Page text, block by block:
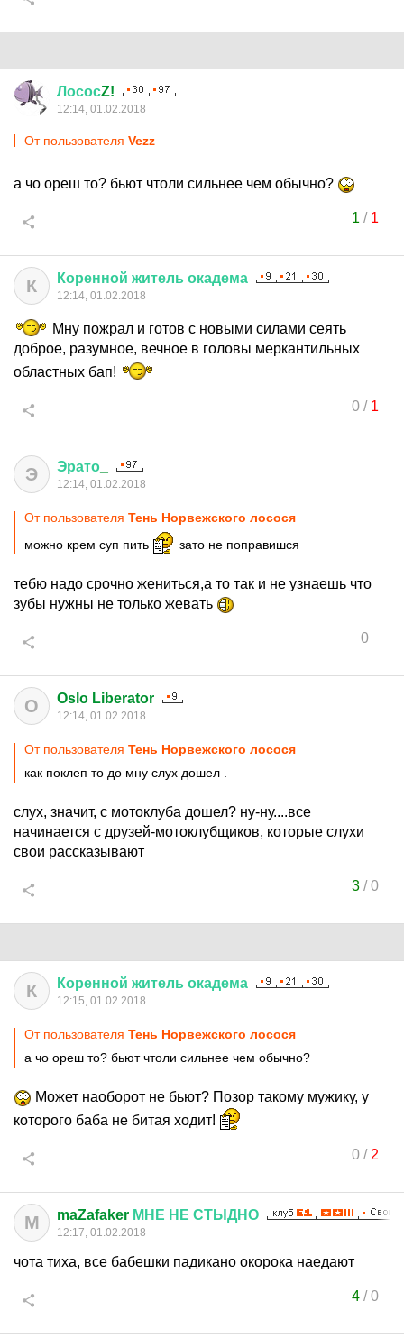
ЛососZ!
12:14, 01.02.2018
От пользователя Vezz
а чо ореш то? бьют чтоли сильнее чем обычно?
1 / 1
К Коренной житель окадема
12:14, 01.02.2018
Мну пожрал и готов с новыми силами сеять
доброе, разумное, вечное в головы меркантильных
областных бап!
0/ 1
Э Эрато
12:14, 01.02.2018
От пользователя Тень Норвежского лосося
можно крем суп пить
зато не поправишся
тебю надо срочно жениться,а то так и не узнаешь что
зубы нужны не только жевать
0
O Oslo Liberator
12:14, 01.02.2018
От пользователя Тень Норвежского лосося
как поклеп то до мну слух дошел .
слух, значит, с мотоклуба дошел? ну-ну....все
начинается с друзей-мотоклубщиков, которые слухи
свои рассказывают
3/0
К Коренной житель окадема
12:15, 01.02.2018
От пользователя Тень Норвежского лосося
а чо ореш то? бьют чтоли сильнее чем обычно?
Может наоборот не бьют? Позор такому мужику, у
которого баба не битая ходит!
0/ 2
M maZafaker МНЕ НЕ СТЫДНО
12:17, 01.02.2018
чота тиха, все бабешки падикано окорока наедают
4/0